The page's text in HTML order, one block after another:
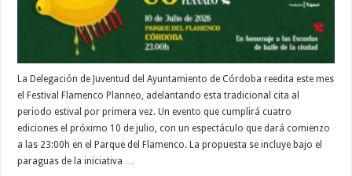
La Delegación de Juventud del Ayuntamiento de Córdoba reedita este mes
el Festival Flamenco Planneo, adelantando esta tradicional cita al
periodo estival por primera vez. Un evento que cumplirá cuatro
ediciones el próximo 10 de julio, con un espectáculo que dará comienzo
a las 23:00h en el Parque del Flamenco. La propuesta se incluye bajo el
paraguas de la iniciativa …